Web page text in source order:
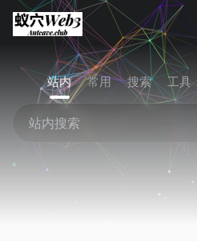
站内 常用 搜索 工具